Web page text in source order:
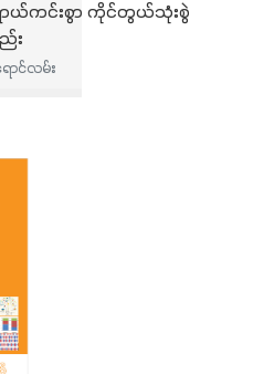
ာယ်ကင်းစွာ ကိုင်တွယ်သုံးစွဲ
း
ာင်လမ်း